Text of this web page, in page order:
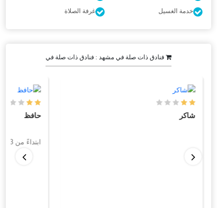
خدمة الغسيل
غرفة الصلاة
فنادق ذات صلة في مشهد : فنادق ذات صلة في
شاکر حافظ
ابتداءً من 2.93